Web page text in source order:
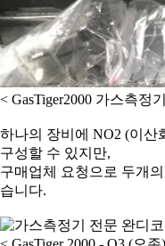
< GasTiger2000 가스측정
하나의 장비에 NO2 (이산
구성할 수 있지만,
구매업체 요청으로 두개
습니다.